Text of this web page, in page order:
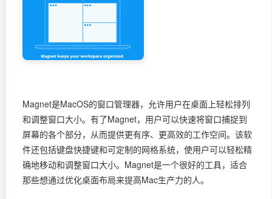
Magnet是MacOS的窗口管理器，允许用户在桌面上轻松排列
和调整窗口大小。有了Magnet，用户可以快速将窗口捕捉到
屏幕的各个部分，从而提供更有序、更高效的工作空间。该软
件还包括键盘快捷键和可定制的网格系统，使用户可以轻松精
确地移动和调整窗口大小。Magnet是一个很好的工具，适合
那些想通过优化桌面布局来提高Mac生产力的人。